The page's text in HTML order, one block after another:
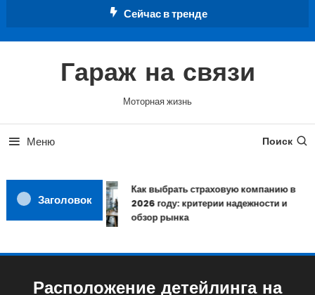
Сейчас в тренде
Гараж на связи
Моторная жизнь
Меню Поиск
Заголовок
Как выбрать страховую компанию в
2026 году: критерии надежности и
обзор рынка
Расположение детейлинга на